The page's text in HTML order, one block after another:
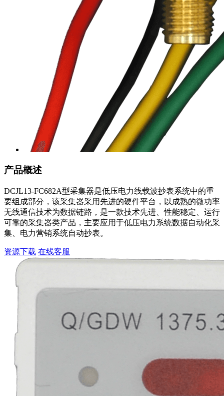
产品概述
DCJL13-FC682A型采集器是低压电力线载波抄表系统中的重
要组成部分，该采集器采用先进的硬件平台，以成熟的微功率
无线通信技术为数据链路，是一款技术先进、性能稳定、运行
可靠的采集器类产品，主要应用于低压电力系统数据自动化采
集、电力营销系统自动抄表。
资源下载 在线客服